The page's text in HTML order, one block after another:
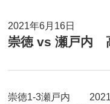
2021年6月16日
崇徳 vs 瀬戸内
崇徳1-3瀬戸内